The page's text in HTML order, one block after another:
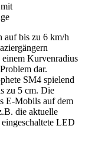
auf bis zu 6 km/h
Kurvenradius
dar.
SM4 spielend
zu 5 cm. Die
E-Mobils auf dem
die aktuelle
LED